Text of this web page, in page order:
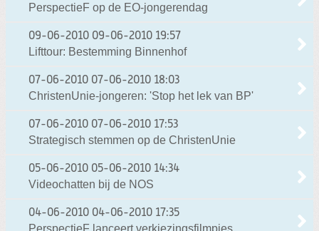
PerspectieF op de EO-jongerendag
09-06-2010 09-06-2010 19:57
Lifttour: Bestemming Binnenhof
07-06-2010 07-06-2010 18:03
ChristenUnie-jongeren: 'Stop het lek van BP'
07-06-2010 07-06-2010 17:53
Strategisch stemmen op de ChristenUnie
05-06-2010 05-06-2010 14:34
Videochatten bij de NOS
04-06-2010 04-06-2010 17:35
PerspectieF lanceert verkiezingsfilmpjes